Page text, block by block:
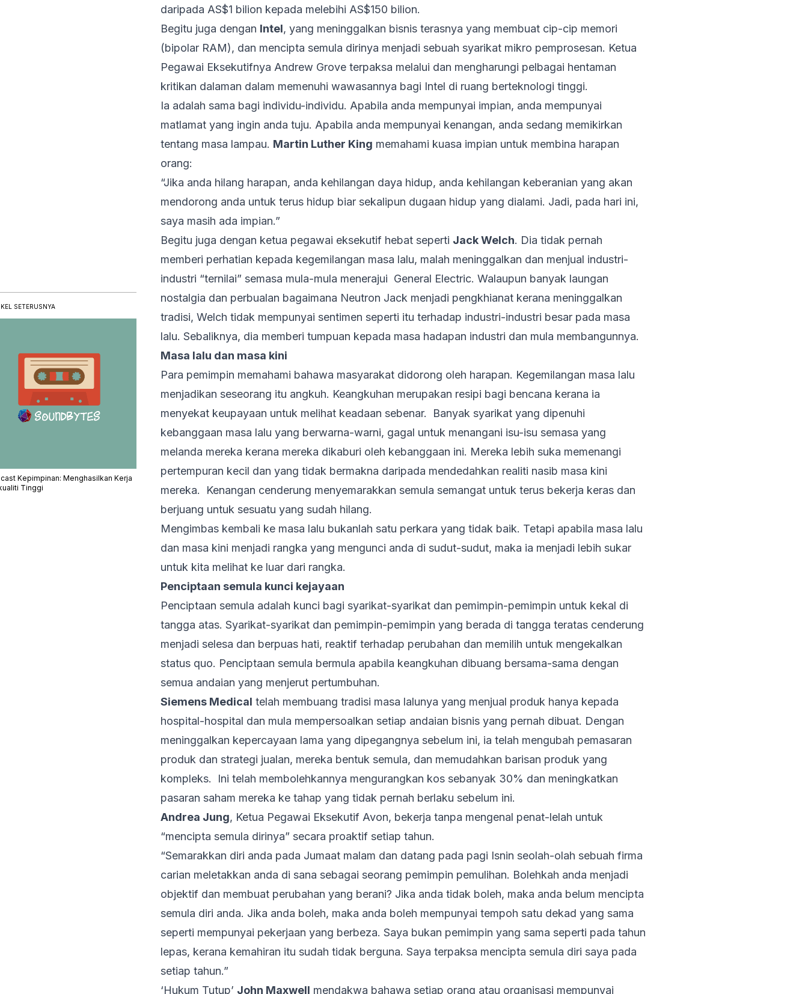
daripada AS$1 bilion kepada melebihi AS$150 bilion.
Begitu juga dengan Intel, yang meninggalkan bisnis terasnya yang membuat cip-cip memori
(bipolar RAM), dan mencipta semula dirinya menjadi sebuah syarikat mikro pemprosesan. Ketua
Pegawai Eksekutifnya Andrew Grove terpaksa melalui dan mengharungi pelbagai hentaman
kritikan dalaman dalam memenuhi wawasannya bagi Intel di ruang berteknologi tinggi.
Ia adalah sama bagi individu-individu. Apabila anda mempunyai impian, anda mempunyai
matlamat yang ingin anda tuju. Apabila anda mempunyai kenangan, anda sedang memikirkan
tentang masa lampau. Martin Luther King memahami kuasa impian untuk membina harapan
orang:
“Jika anda hilang harapan, anda kehilangan daya hidup, anda kehilangan keberanian yang akan
mendorong anda untuk terus hidup biar sekalipun dugaan hidup yang dialami. Jadi, pada hari ini,
saya masih ada impian.”
Begitu juga dengan ketua pegawai eksekutif hebat seperti Jack Welch. Dia tidak pernah
memberi perhatian kepada kegemilangan masa lalu, malah meninggalkan dan menjual industri-
industri “ternilai” semasa mula-mula menerajui General Electric. Walaupun banyak laungan
nostalgia dan perbualan bagaimana Neutron Jack menjadi pengkhianat kerana meninggalkan
tradisi, Welch tidak mempunyai sentimen seperti itu terhadap industri-industri besar pada masa
lalu. Sebaliknya, dia memberi tumpuan kepada masa hadapan industri dan mula membangunnya.
Masa lalu dan masa kini
Para pemimpin memahami bahawa masyarakat didorong oleh harapan. Kegemilangan masa lalu
menjadikan seseorang itu angkuh. Keangkuhan merupakan resipi bagi bencana kerana ia
menyekat keupayaan untuk melihat keadaan sebenar. Banyak syarikat yang dipenuhi
kebanggaan masa lalu yang berwarna-warni, gagal untuk menangani isu-isu semasa yang
melanda mereka kerana mereka dikaburi oleh kebanggaan ini. Mereka lebih suka memenangi
pertempuran kecil dan yang tidak bermakna daripada mendedahkan realiti nasib masa kini
mereka. Kenangan cenderung menyemarakkan semula semangat untuk terus bekerja keras dan
berjuang untuk sesuatu yang sudah hilang.
Mengimbas kembali ke masa lalu bukanlah satu perkara yang tidak baik. Tetapi apabila masa lalu
dan masa kini menjadi rangka yang mengunci anda di sudut-sudut, maka ia menjadi lebih sukar
untuk kita melihat ke luar dari rangka.
Penciptaan semula kunci kejayaan
Penciptaan semula adalah kunci bagi syarikat-syarikat dan pemimpin-pemimpin untuk kekal di
tangga atas. Syarikat-syarikat dan pemimpin-pemimpin yang berada di tangga teratas cenderung
menjadi selesa dan berpuas hati, reaktif terhadap perubahan dan memilih untuk mengekalkan
status quo. Penciptaan semula bermula apabila keangkuhan dibuang bersama-sama dengan
semua andaian yang menjerut pertumbuhan.
Siemens Medical telah membuang tradisi masa lalunya yang menjual produk hanya kepada
hospital-hospital dan mula mempersoalkan setiap andaian bisnis yang pernah dibuat. Dengan
meninggalkan kepercayaan lama yang dipegangnya sebelum ini, ia telah mengubah pemasaran
produk dan strategi jualan, mereka bentuk semula, dan memudahkan barisan produk yang
kompleks. Ini telah membolehkannya mengurangkan kos sebanyak 30% dan meningkatkan
pasaran saham mereka ke tahap yang tidak pernah berlaku sebelum ini.
Andrea Jung, Ketua Pegawai Eksekutif Avon, bekerja tanpa mengenal penat-lelah untuk
“mencipta semula dirinya” secara proaktif setiap tahun.
“Semarakkan diri anda pada Jumaat malam dan datang pada pagi Isnin seolah-olah sebuah firma
carian meletakkan anda di sana sebagai seorang pemimpin pemulihan. Bolehkah anda menjadi
objektif dan membuat perubahan yang berani? Jika anda tidak boleh, maka anda belum mencipta
semula diri anda. Jika anda boleh, maka anda boleh mempunyai tempoh satu dekad yang sama
seperti mempunyai pekerjaan yang berbeza. Saya bukan pemimpin yang sama seperti pada tahun
lepas, kerana kemahiran itu sudah tidak berguna. Saya terpaksa mencipta semula diri saya pada
setiap tahun.”
‘Hukum Tutup’ John Maxwell mendakwa bahawa setiap orang atau organisasi mempunyai
SETERUSNYA
Kepimpinan: Menghasilkan Kerja
Tinggi